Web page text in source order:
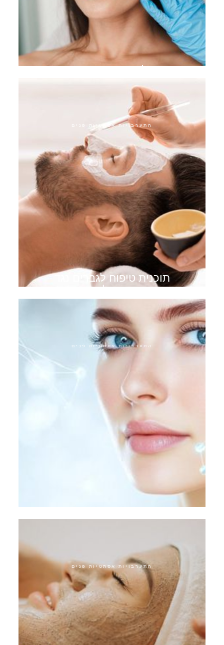
ריג'וראן סקין בוסטר
התערבויות אסתטיות פנים
תוכנית טיפוח לגברים נגד
הזדקנות לגברים
התערבויות אסתטיות פנים
ארוחת צהריים אקספרס
התערבויות אסתטיות פנים